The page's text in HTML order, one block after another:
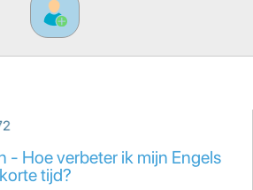
- Hoe verbeter ik mijn Engels
tijd?